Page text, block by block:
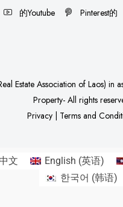
的Youtube
Pinterest的
Estate Association of Laos) in
Property- All rights
Privacy| Terms and
文 English (英语)
한국어 (韩语)